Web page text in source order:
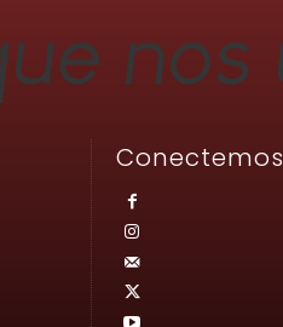
Conectemos